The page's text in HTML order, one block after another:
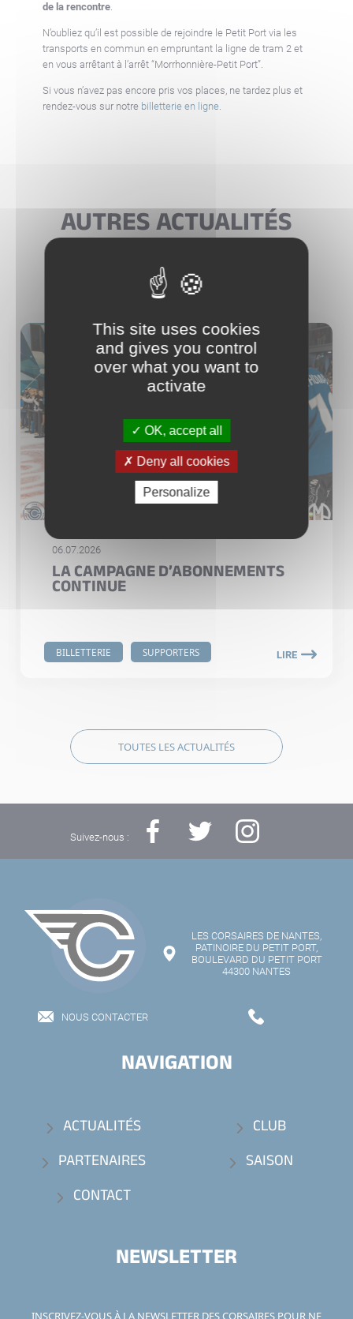
de la rencontre.
N’oubliez qu’il est possible de rejoindre le Petit Port via les
transports en commun en empruntant la ligne de tram 2 et
en vous arrêtant à l’arrêt “Morrhonnière-Petit Port”.
Si vous n’avez pas encore pris vos places, ne tardez plus et
rendez-vous sur notre billetterie en ligne.
AUTRES ACTUALITÉS
BILLETTERIE SUPPORTERS
06.07.2026
LA CAMPAGNE D’ABONNEMENTS
CONTINUE
LIRE
TOUTES LES ACTUALITÉS
Suivez-nous :
LES CORSAIRES DE NANTES,
PATINOIRE DU PETIT PORT,
BOULEVARD DU PETIT PORT
44300 NANTES
NOUS CONTACTER
NAVIGATION
ACTUALITÉS
CLUB
PARTENAIRES
SAISON
CONTACT
NEWSLETTER
INSCRIVEZ-VOUS À LA NEWSLETTER DES CORSAIRES POUR NE
This site uses cookies
and gives you control
over what you want to
activate
OK, accept all
Deny all cookies
Personalize